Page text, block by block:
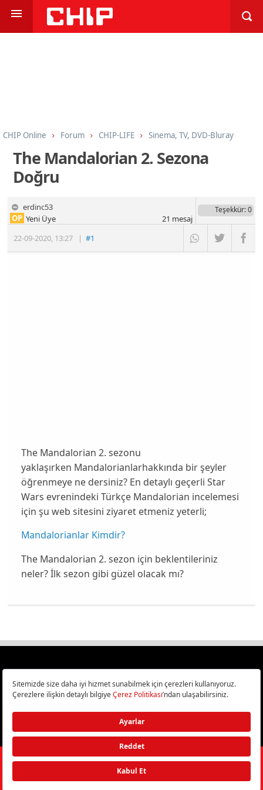
CHIP Online Forum CHIP-LIFE Sinema, TV, DVD-Bluray
The Mandalorian 2. Sezona
Doğru
erdinc53
22-09-2020, 13:27 |#1
OP Yeni Üye
Teşekkür: 0
21 mesaj
The Mandalorian 2. sezonu
yaklaşırken Mandalorianlarhakkında bir şeyler
öğrenmeye ne dersiniz? En detaylı geçerli Star
Wars evrenindeki Türkçe Mandalorian incelemesi
için şu web sitesini ziyaret etmeniz yeterli;
Mandalorianlar Kimdir?
The Mandalorian 2. sezon için beklentileriniz
neler? İlk sezon gibi güzel olacak mı?
Türkiye
Bilişim ve Teknoloji Haberleri CHIP Online’da!
©2026Doğan Burda Dergi Yayıncılık ve Pazarlama A.Ş./ Tüm hakları
saklıdır.